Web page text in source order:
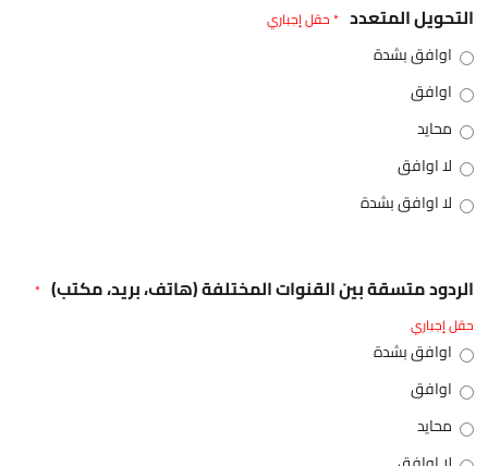
التحويل المتعدد * حقل إجباري
اوافق بشدة
اوافق
محايد
لا اوافق
لا اوافق بشدة
الردود متسقة بين القنوات المختلفة (هاتف، بريد، مكتب) *
حقل إجباري
اوافق بشدة
اوافق
محايد